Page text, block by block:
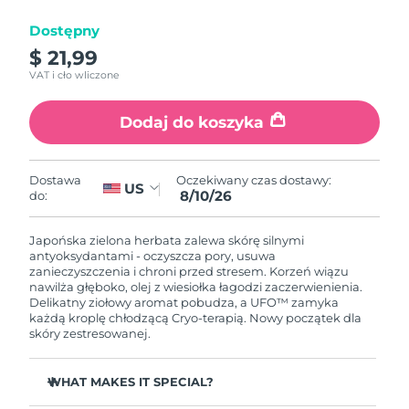
Dostępny
$ 21,99
VAT i cło wliczone
Dodaj do koszyka
Dostawa
do:
US Oczekiwany czas dostawy:
8/10/26
Japońska zielona herbata zalewa skórę silnymi
antyoksydantami - oczyszcza pory, usuwa
zanieczyszczenia i chroni przed stresem. Korzeń wiązu
nawilża głęboko, olej z wiesiołka łagodzi zaczerwienienia.
Delikatny ziołowy aromat pobudza, a UFO™ zamyka
każdą kroplę chłodzącą Cryo-terapią. Nowy początek dla
skóry zestresowanej.
WHAT MAKES IT SPECIAL?
Izrael
Włochy
8/9/26
Oczekiwany czas dostawy
8/12/26
Jersey
Oczekiwany czas dostawy
8/14/26
Kazachstan
Oczekiwany czas dostawy
8/11/26
Kuwejt
Oczekiwany czas dostawy
8/9/26
Oczekiwany czas dostawy